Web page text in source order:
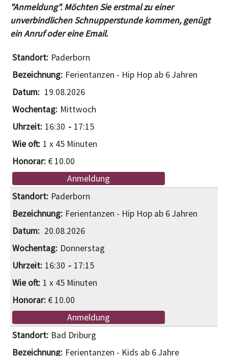
"Anmeldung". Möchten Sie erstmal zu einer
unverbindlichen Schnupperstunde kommen, genügt
ein Anruf oder eine Email.
Paderborn
Ferientanzen - Hip Hop ab 6 Jahren
19.08.2026
Mittwoch
16:30
17:15
1 x 45 Minuten
€ 10.00
Anmeldung
Paderborn
Ferientanzen - Hip Hop ab 6 Jahren
20.08.2026
Donnerstag
16:30
17:15
1 x 45 Minuten
€ 10.00
Anmeldung
Bad Driburg
Ferientanzen - Kids ab 6 Jahre